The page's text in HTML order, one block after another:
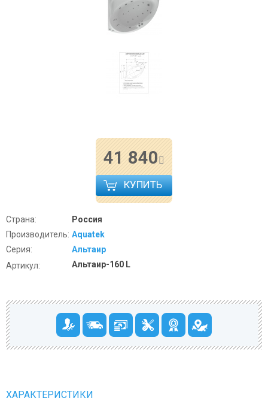
41 840
КУПИТЬ
Страна:
Россия
Производитель: Aquatek
Серия:
Альтаир
Артикул:
Альтаир-160 L
ХАРАКТЕРИСТИКИ